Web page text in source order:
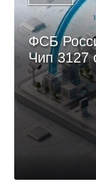
ФСБ
Чип 3127